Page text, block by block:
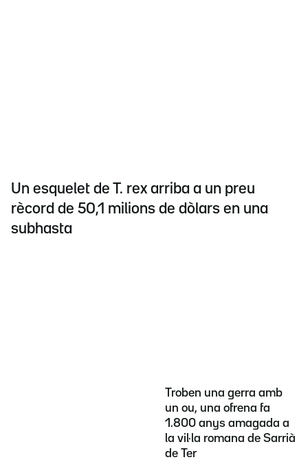
Un esquelet de T. rex arriba a un preu
rècord de 50,1 milions de dòlars en una
subhasta
Troben una gerra amb
un ou, una ofrena fa
1.800 anys amagada a
la vil·la romana de Sarrià
de Ter